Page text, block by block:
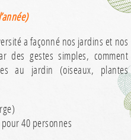
a façonné nos jardins et nos
des gestes simples, comment
au jardin (oiseaux, plantes
40 personnes